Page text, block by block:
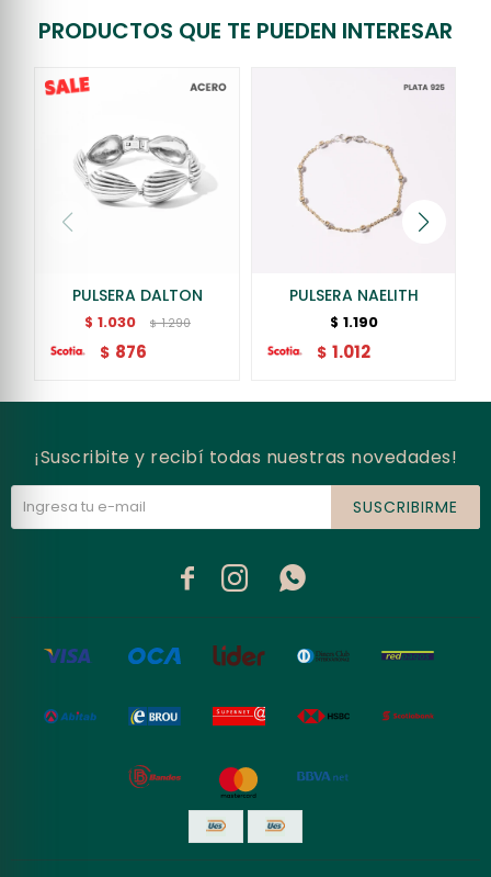
PRODUCTOS QUE TE PUEDEN INTERESAR
PULSERA DALTON
$ 1.030 $ 1.290
$ 876
PULSERA NAELITH
$ 1.190
$ 1.012
¡Suscribite y recibí todas nuestras novedades!
SUSCRIBIRME
  